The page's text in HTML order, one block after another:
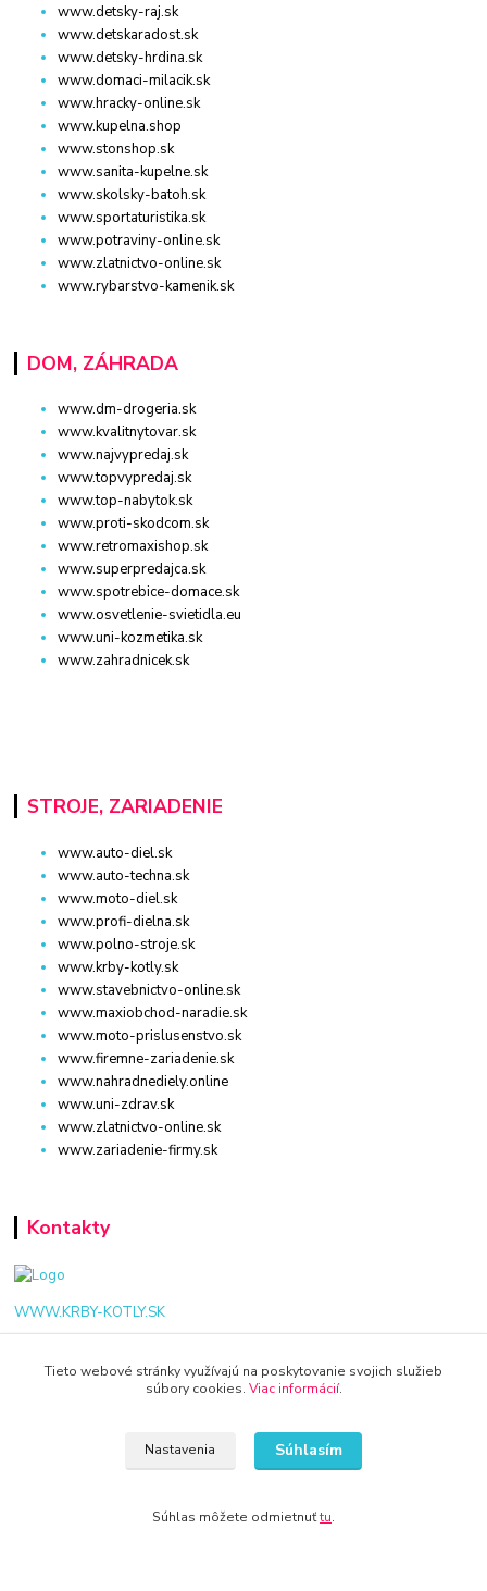
www.detsky-raj.sk
www.detskaradost.sk
www.detsky-hrdina.sk
www.domaci-milacik.sk
www.hracky-online.sk
www.kupelna.shop
www.stonshop.sk
www.sanita-kupelne.sk
www.skolsky-batoh.sk
www.sportaturistika.sk
www.potraviny-online.sk
www.zlatnictvo-online.sk
www.rybarstvo-kamenik.sk
DOM, ZÁHRADA
www.dm-drogeria.sk
www.kvalitnytovar.sk
www.najvypredaj.sk
www.topvypredaj.sk
www.top-nabytok.sk
www.proti-skodcom.sk
www.retromaxishop.sk
www.superpredajca.sk
www.spotrebice-domace.sk
www.osvetlenie-svietidla.eu
www.uni-kozmetika.sk
www.zahradnicek.sk
STROJE, ZARIADENIE
www.auto-diel.sk
www.auto-techna.sk
www.moto-diel.sk
www.profi-dielna.sk
www.polno-stroje.sk
www.krby-kotly.sk
www.stavebnictvo-online.sk
www.maxiobchod-naradie.sk
www.moto-prislusenstvo.sk
www.firemne-zariadenie.sk
www.nahradnediely.online
www.uni-zdrav.sk
www.zlatnictvo-online.sk
www.zariadenie-firmy.sk
Kontakty
WWW.KRBY-KOTLY.SK
Tieto webové stránky využívajú na poskytovanie svojich služieb
súbory cookies. Viac informácií.
Nastavenia Súhlasím
Súhlas môžete odmietnuťtu.